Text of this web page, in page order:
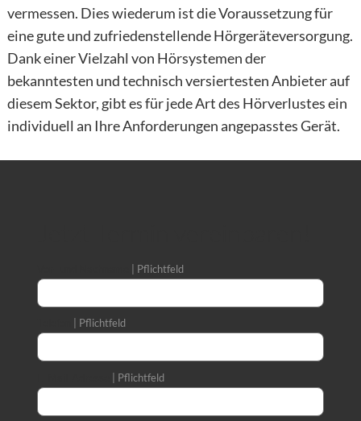
vermessen. Dies wiederum ist die Voraussetzung für
eine gute und zufriedenstellende Hörgeräteversorgung.
Dank einer Vielzahl von Hörsystemen der
bekanntesten und technisch versiertesten Anbieter auf
diesem Sektor, gibt es für jede Art des Hörverlustes ein
individuell an Ihre Anforderungen angepasstes Gerät.
Pflichtfeld
Pflichtfeld
Pflichtfeld